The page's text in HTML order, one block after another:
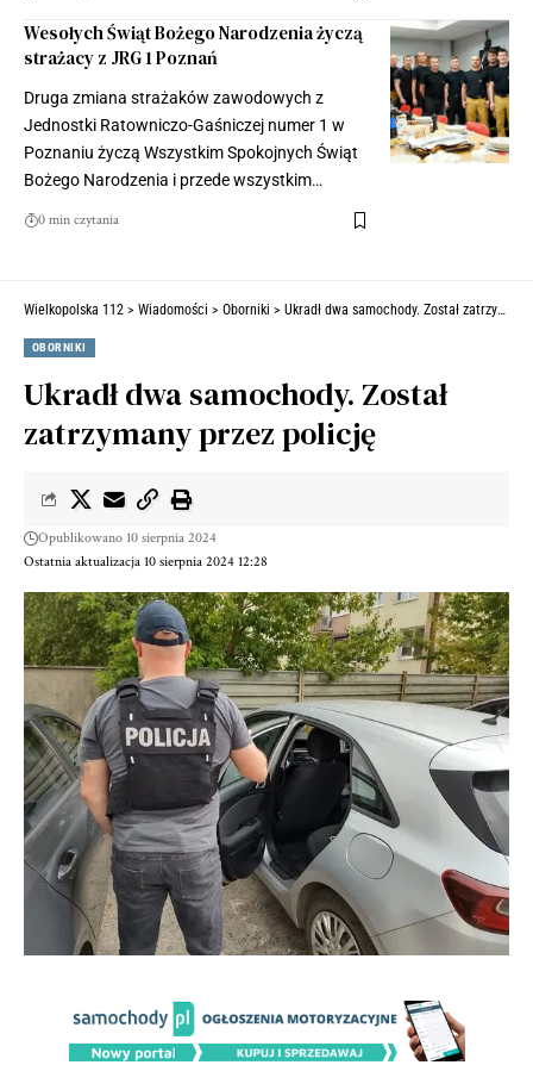
Wesołych Świąt Bożego Narodzenia życzą
strażacy z JRG 1 Poznań
Druga zmiana strażaków zawodowych z
Jednostki Ratowniczo-Gaśniczej numer 1 w
Poznaniu życzą Wszystkim Spokojnych Świąt
Bożego Narodzenia i przede wszystkim…
0 min czytania
Wielkopolska 112 > Wiadomości > Oborniki > Ukradł dwa samochody. Został zatrzymany przez policję
OBORNIKI
Ukradł dwa samochody. Został
zatrzymany przez policję
Ostatnia aktualizacja 10 sierpnia 2024 12:28
Opublikowano 10 sierpnia 2024